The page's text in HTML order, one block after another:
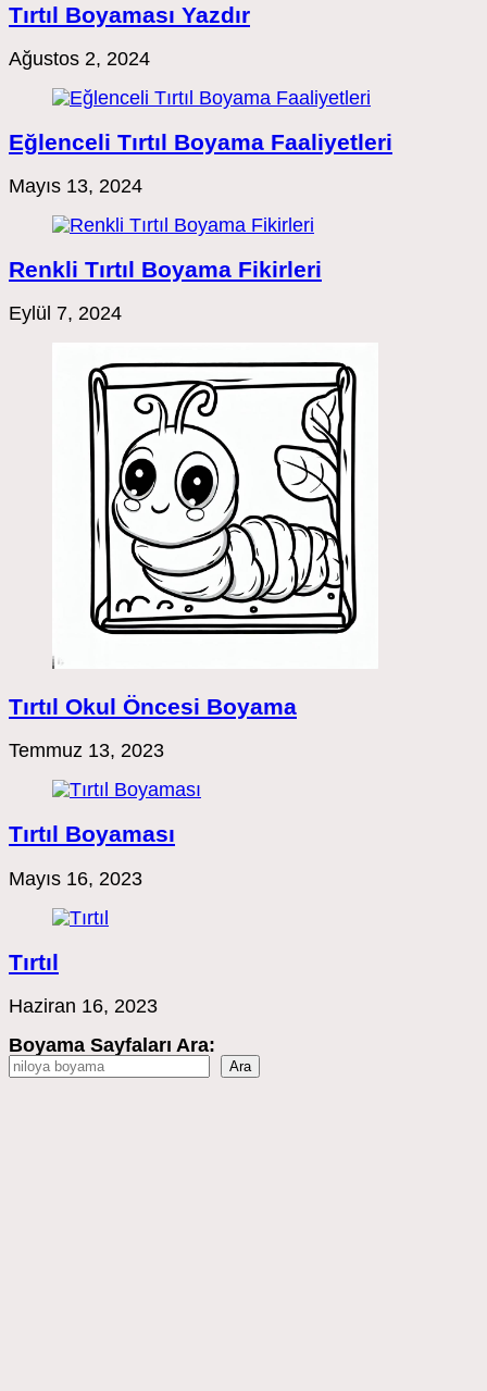
Tırtıl Boyaması Yazdır
Ağustos 2, 2024
Eğlenceli Tırtıl Boyama Faaliyetleri
Mayıs 13, 2024
Renkli Tırtıl Boyama Fikirleri
Eylül 7, 2024
Tırtıl Okul Öncesi Boyama
Temmuz 13, 2023
Tırtıl Boyaması
Mayıs 16, 2023
Tırtıl
Haziran 16, 2023
Boyama Sayfaları Ara:
Ara